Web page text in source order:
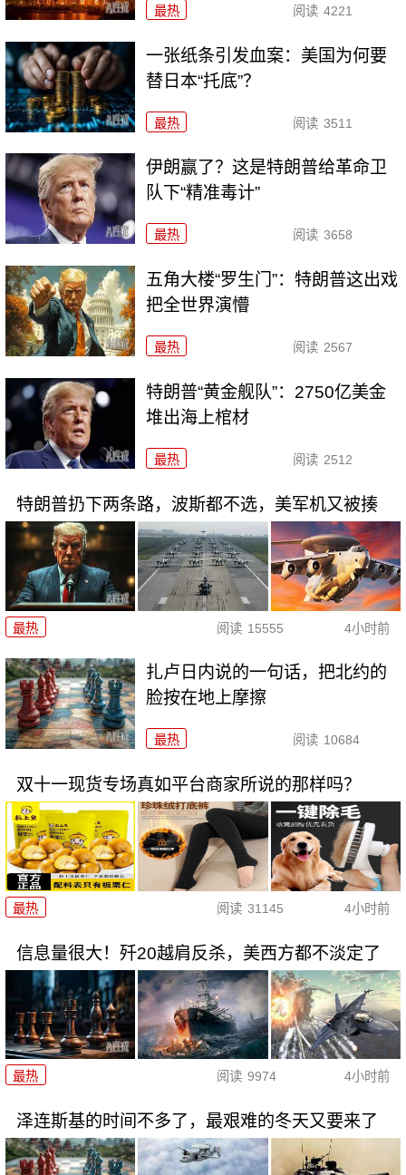
最热 阅读 4221
一张纸条引发血案：美国为何要
替日本“托底”？
最热 阅读 3511
伊朗赢了？这是特朗普给革命卫
队下“精准毒计”
最热 阅读 3658
五角大楼“罗生门”：特朗普这出戏
把全世界演懵
最热 阅读 2567
特朗普“黄金舰队”：2750亿美金
堆出海上棺材
最热 阅读 2512
特朗普扔下两条路，波斯都不选，美军机又被揍
最热 阅读 15555 4小时前
扎卢日内说的一句话，把北约的
脸按在地上摩擦
最热 阅读 10684
双十一现货专场真如平台商家所说的那样吗？
最热 阅读 31145 4小时前
信息量很大！歼20越肩反杀，美西方都不淡定了
最热 阅读 9974 4小时前
泽连斯基的时间不多了，最艰难的冬天又要来了